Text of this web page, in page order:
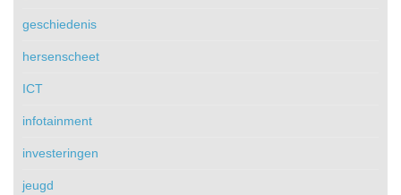
geschiedenis
hersenscheet
ICT
infotainment
investeringen
jeugd